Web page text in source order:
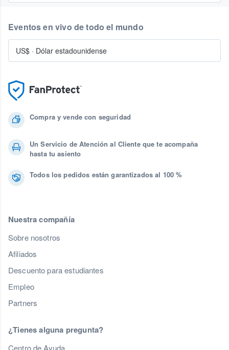
Compra y vende con seguridad
Un Servicio de Atención al Cliente que te acompaña
hasta tu asiento
Todos los pedidos están garantizados al 100 %
Nuestra compañía
Sobre nosotros
Afiliados
Descuento para estudiantes
Empleo
Partners
¿Tienes alguna pregunta?
Centro de Ayuda
Eventos en vivo de todo el mundo
US$ · Dólar estadounidense